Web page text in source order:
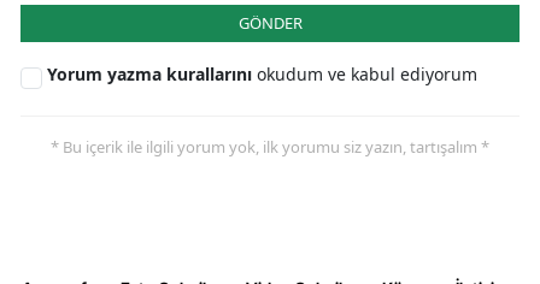
GÖNDER
Yorum yazma kurallarını okudum ve kabul ediyorum
* Bu içerik ile ilgili yorum yok, ilk yorumu siz yazın, tartışalım *